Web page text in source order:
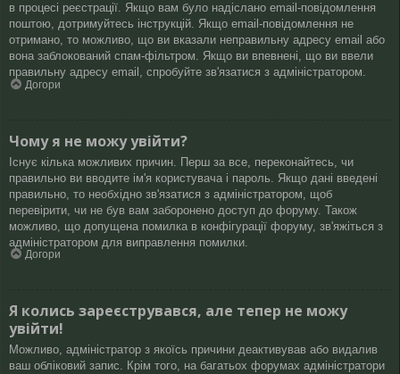
в процесі реєстрації. Якщо вам було надіслано email-повідомлення
поштою, дотримуйтесь інструкцій. Якщо email-повідомлення не
отримано, то можливо, що ви вказали неправильну адресу email або
вона заблокований спам-фільтром. Якщо ви впевнені, що ви ввели
правильну адресу email, спробуйте зв'язатися з адміністратором.
Догори
Чому я не можу увійти?
Існує кілька можливих причин. Перш за все, переконайтесь, чи
правильно ви вводите ім'я користувача і пароль. Якщо дані введені
правильно, то необхідно зв'язатися з адміністратором, щоб
перевірити, чи не був вам заборонено доступ до форуму. Також
можливо, що допущена помилка в конфігурації форуму, зв'яжіться з
адміністратором для виправлення помилки.
Догори
Я колись зареєструвався, але тепер не можу
увійти!
Можливо, адміністратор з якоїсь причини деактивував або видалив
ваш обліковий запис. Крім того, на багатьох форумах адміністратори